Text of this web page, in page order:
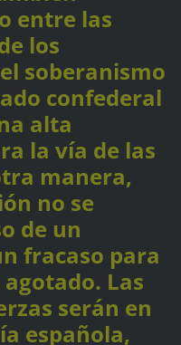
entre las
los
soberanismo
confederal
alta
la vía de las
manera,
no se
de un
fracaso para
Las
serán en
española,